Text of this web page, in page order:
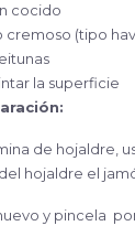
cocido
cremoso (tipo
la superficie
de hojaldre,
hojaldre el
y pincela